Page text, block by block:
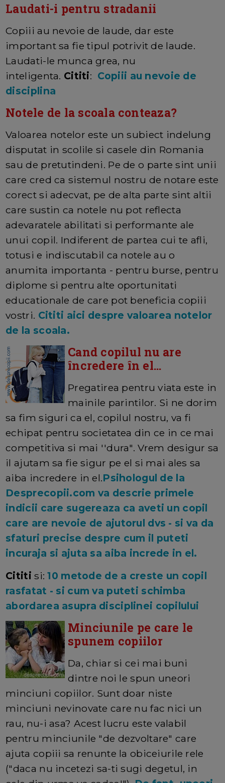
Laudati-i pentru stradanii
Copiii au nevoie de laude, dar este
important sa fie tipul potrivit de laude.
Laudati-le munca grea, nu
inteligenta. Cititi: Copiii au nevoie de
disciplina
Notele de la scoala conteaza?
Valoarea notelor este un subiect indelung
disputat in scolile si casele din Romania
sau de pretutindeni. Pe de o parte sint unii
care cred ca sistemul nostru de notare este
corect si adecvat, pe de alta parte sint altii
care sustin ca notele nu pot reflecta
adevaratele abilitati si performante ale
unui copil. Indiferent de partea cui te afli,
totusi e indiscutabil ca notele au o
anumita importanta - pentru burse, pentru
diplome si pentru alte oportunitati
educationale de care pot beneficia copiii
vostri. Cititi aici despre valoarea notelor
de la scoala.
Cand copilul nu are
încredere în el...
Pregatirea pentru viata este in
mainile parintilor. Si ne dorim
sa fim siguri ca el, copilul nostru, va fi
echipat pentru societatea din ce in ce mai
competitiva si mai ''dura". Vrem desigur sa
il ajutam sa fie sigur pe el si mai ales sa
aiba incredere in el.Psihologul de la
Desprecopii.com va descrie primele
indicii care sugereaza ca aveti un copil
care are nevoie de ajutorul dvs - si va da
sfaturi precise despre cum il puteti
incuraja si ajuta sa aiba increde in el.
Cititi si:10 metode de a creste un copil
rasfatat - si cum va puteti schimba
abordarea asupra disciplinei copilului
Minciunile pe care le
spunem copiilor
Da, chiar si cei mai buni
dintre noi le spun uneori
minciuni copiilor. Sunt doar niste
minciuni nevinovate care nu fac nici un
rau, nu-i asa? Acest lucru este valabil
pentru minciunile "de dezvoltare" care
ajuta copiii sa renunte la obiceiurile rele
("daca nu incetezi sa-ti sugi degetul, in